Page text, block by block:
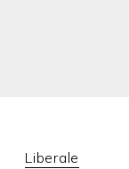
Liberale